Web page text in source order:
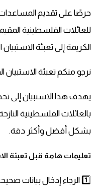
حرصًا على تقديم
للعائلات الفلسطينية
الكريمة إلى تعبئة
نرجو منكم تعبئة الاستبيان
يهدف هذا الاستبيان إلى
بالعائلات الفلسطينية
بشكل أفضل وأكثر دقة.
تعليمات هامة قبل تعبئة
1️⃣ الرجاء إدخال بيانات